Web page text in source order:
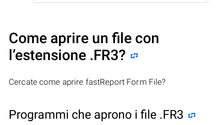
Come aprire un file con
l’estensione .FR3?
Cercate come aprire fastReport Form File?
Programmi che aprono i file .FR3